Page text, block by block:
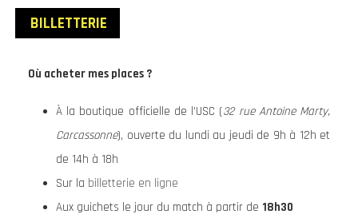
BILLETTERIE
Où acheter mes places ?
À la boutique officielle de l’USC (32 rue Antoine Marty,
Carcassonne), ouverte du lundi au jeudi de 9h à 12h et
de 14h à 18h
Sur la billetterie en ligne
Aux guichets le jour du match à partir de 18h30